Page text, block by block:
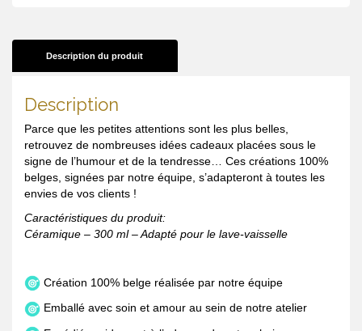
Description du produit
Description
Parce que les petites attentions sont les plus belles,
retrouvez de nombreuses idées cadeaux placées sous le
signe de l’humour et de la tendresse… Ces créations 100%
belges, signées par notre équipe, s’adapteront à toutes les
envies de vos clients !
Caractéristiques du produit:
Céramique – 300 ml – Adapté pour le lave-vaisselle
Création 100% belge réalisée par notre équipe
Emballé avec soin et amour au sein de notre atelier